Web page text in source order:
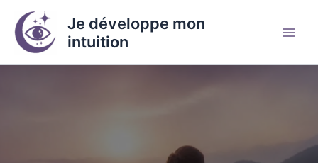
contenu
Je développe mon
intuition